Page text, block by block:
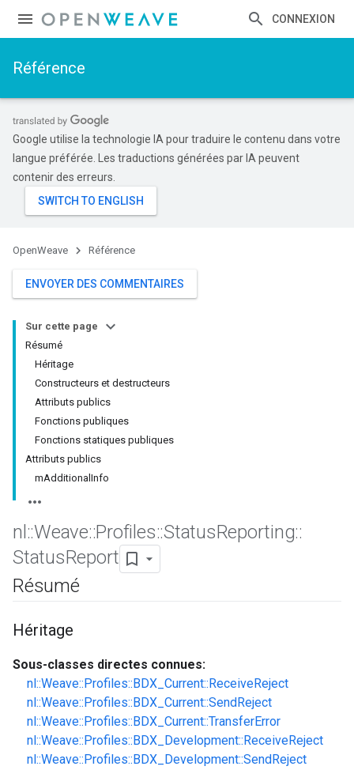
CONNEXION
Référence
Google utilise la technologie IA pour traduire le contenu dans votre
langue préférée. Les traductions générées par IA peuvent
contenir des erreurs.
OpenWeave Référence
ENVOYER DES COMMENTAIRES
Sur cette page
Résumé
Héritage
Constructeurs et destructeurs
Attributs publics
Fonctions publiques
Fonctions statiques publiques
Attributs publics
mAdditionalInfo
nl ::Weave::Profiles::StatusReporting::
StatusReport
Résumé
Héritage
Sous-classes directes connues:
nl::Weave::Profiles::BDX_Current::ReceiveReject
nl::Weave::Profiles::BDX_Current::SendReject
nl::Weave::Profiles::BDX_Current::TransferError
nl::Weave::Profiles::BDX_Development::ReceiveReject
nl::Weave::Profiles::BDX_Development::SendReject